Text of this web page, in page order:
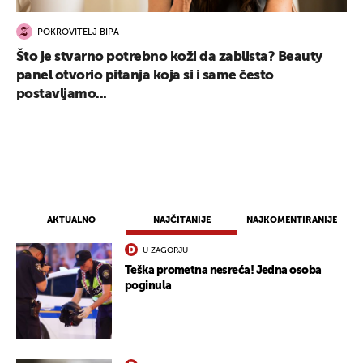
AKTUALNO NAJČITANIJE NAJKOMENTIRANIJE
U ZAGORJU
Teška prometna nesreća! Jedna osoba
poginula
POKROVITELJ BIPA
Što je stvarno potrebno koži da zablista? Beauty
panel otvorio pitanja koja si i same često
postavljamo...
UKLJUČITE NOTIFIKACIJE